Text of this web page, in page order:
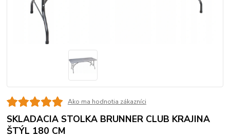
Ako ma hodnotia zákazníci
SKLADACIA STOLKA BRUNNER CLUB KRAJINA
ŠTÝL 180 CM